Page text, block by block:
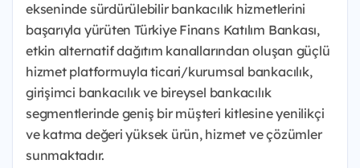
ekseninde sürdürülebilir bankacılık hizmetlerini
başarıyla yürüten Türkiye Finans Katılım Bankası,
etkin alternatif dağıtım kanallarından oluşan güçlü
hizmet platformuyla ticari/kurumsal bankacılık,
girişimci bankacılık ve bireysel bankacılık
segmentlerinde geniş bir müşteri kitlesine yenilikçi
ve katma değeri yüksek ürün, hizmet ve çözümler
sunmaktadır.